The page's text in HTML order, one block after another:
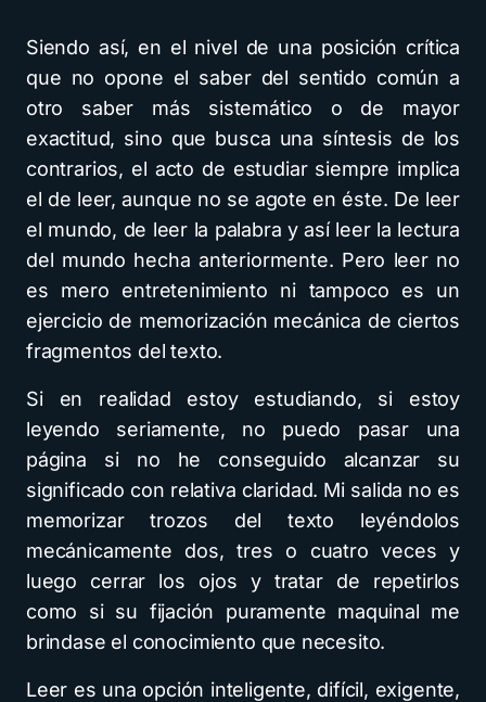
Siendo así, en el nivel de una posición crítica
que no opone el saber del sentido común a
otro saber más sistemático o de mayor
exactitud, sino que busca una síntesis de los
contrarios, el acto de estudiar siempre implica
el de leer, aunque no se agote en éste. De leer
el mundo, de leer la palabra y así leer la lectura
del mundo hecha anteriormente. Pero leer no
es mero entretenimiento ni tampoco es un
ejercicio de memorización mecánica de ciertos
fragmentos del texto.
Si en realidad estoy estudiando, si estoy
leyendo seriamente, no puedo pasar una
página si no he conseguido alcanzar su
significado con relativa claridad. Mi salida no es
memorizar trozos del texto leyéndolos
mecánicamente dos, tres o cuatro veces y
luego cerrar los ojos y tratar de repetirlos
como si su fijación puramente maquinal me
brindase el conocimiento que necesito.
Leer es una opción inteligente, difícil, exigente,